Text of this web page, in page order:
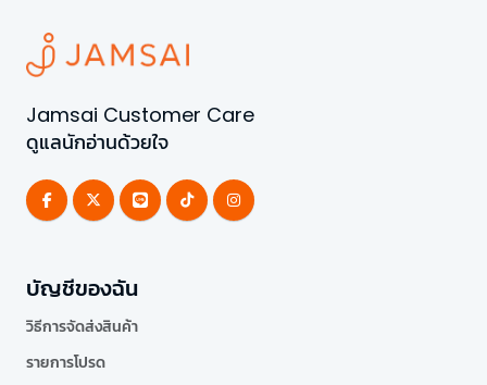
Jamsai Customer Care
ดูแลนักอ่านด้วยใจ
บัญชีของฉัน
วิธีการจัดส่งสินค้า
รายการโปรด